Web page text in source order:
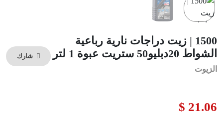
1500 | زيت دراجات نارية رباعية
الشواط 20دبليو50 ستريت عبوة 1 لتر
الزيوت
شارك
21.06 $